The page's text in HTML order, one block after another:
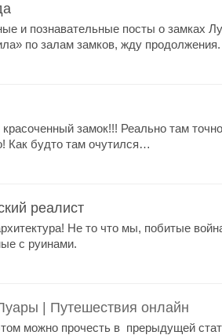
и познавательные посты о замках
по залам замков, жду продолжения.
замок!!! Реально там
Как будто там очутился…
реалист
Не то что мы, побитые
с руинами.
| Путешествия онлайн
можно прочесть в прерыдущей